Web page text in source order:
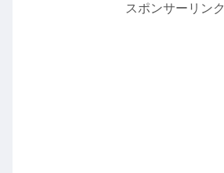
スポンサーリンク